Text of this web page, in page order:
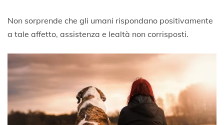
Non sorprende che gli umani rispondano positivamente
a tale affetto, assistenza e lealtà non corrisposti.